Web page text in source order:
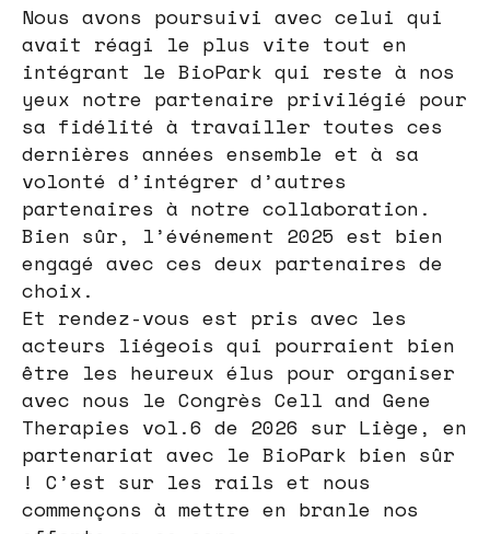
Nous avons poursuivi avec celui qui
avait réagi le plus vite tout en
intégrant le BioPark qui reste à nos
yeux notre partenaire privilégié pour
sa fidélité à travailler toutes ces
dernières années ensemble et à sa
volonté d’intégrer d’autres
partenaires à notre collaboration.
Bien sûr, l’événement 2025 est bien
engagé avec ces deux partenaires de
choix.
Et rendez-vous est pris avec les
acteurs liégeois qui pourraient bien
être les heureux élus pour organiser
avec nous le Congrès Cell and Gene
Therapies vol.6 de 2026 sur Liège, en
partenariat avec le BioPark bien sûr
! C’est sur les rails et nous
commençons à mettre en branle nos